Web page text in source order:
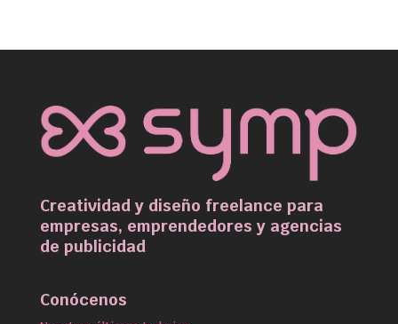
Creatividad y diseño freelance para
empresas, emprendedores y agencias
de publicidad
Conócenos